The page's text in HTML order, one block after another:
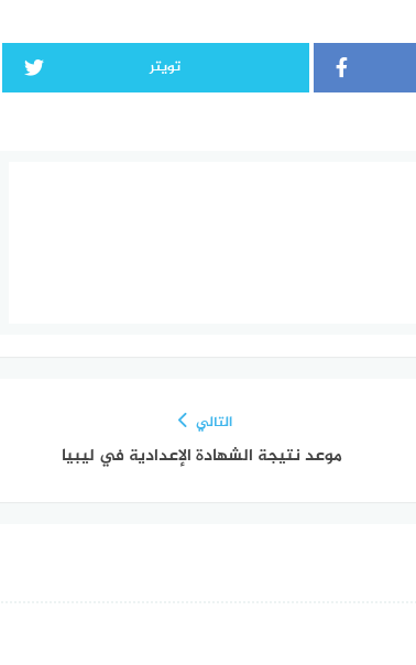
تويتر
التالي
موعد نتيجة الشهادة الإعدادية في ليبيا